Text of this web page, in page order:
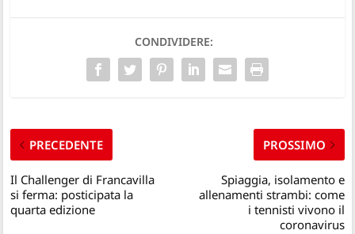
CONDIVIDERE:
PRECEDENTE
Il Challenger di Francavilla
si ferma: posticipata la
quarta edizione
PROSSIMO
Spiaggia, isolamento e
allenamenti strambi: come
i tennisti vivono il
coronavirus